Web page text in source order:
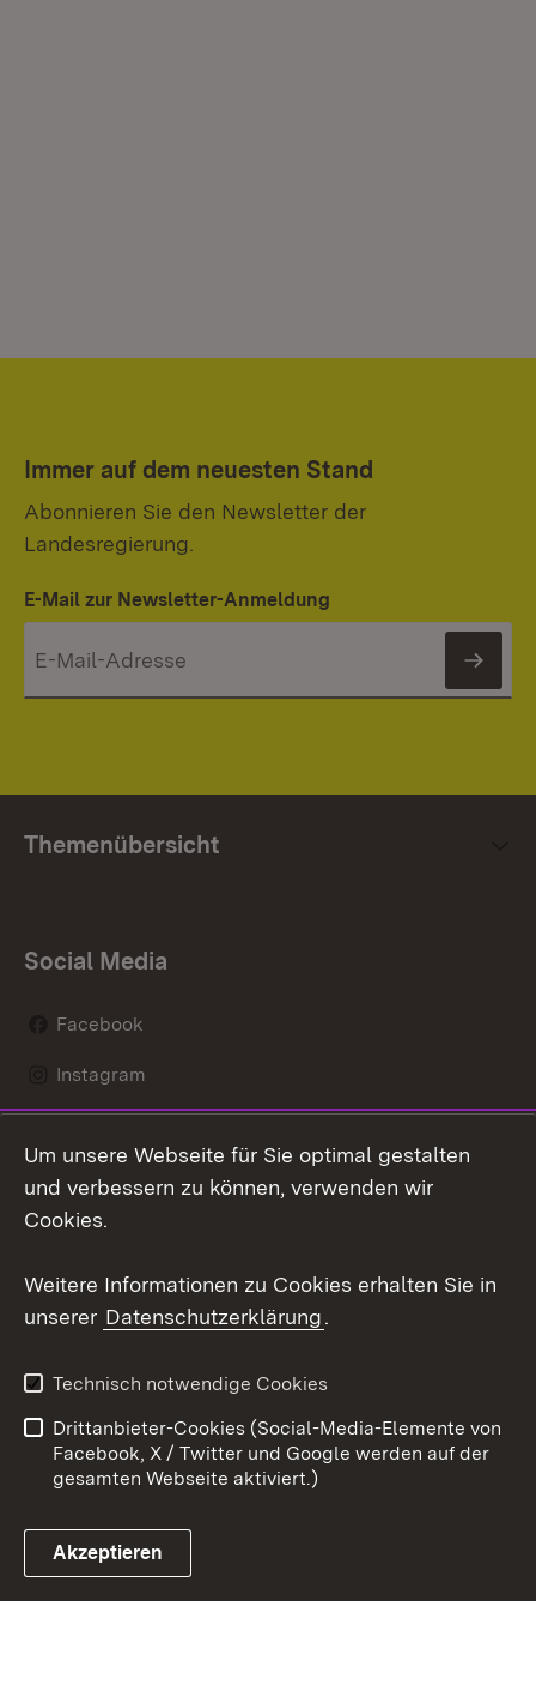
Immer auf dem neuesten Stand
Abonnieren Sie den Newsletter der
Landesregierung.
E-Mail zur Newsletter-Anmeldung
Themenübersicht
Social Media
Facebook
Instagram
Mastodon
Youtube
Link zum Landesportal
Kontakt
Datenschutz
Barrierefreiheit
Impressum Cookies
Um unsere Webseite für Sie optimal gestalten
und verbessern zu können, verwenden wir
Cookies.
Weitere Informationen zu Cookies erhalten Sie in
unserer Datenschutzerklärung.
Technisch notwendige Cookies
Drittanbieter-Cookies (Social-Media-Elemente von
Facebook, X / Twitter und Google werden auf der
gesamten Webseite aktiviert.)
Akzeptieren